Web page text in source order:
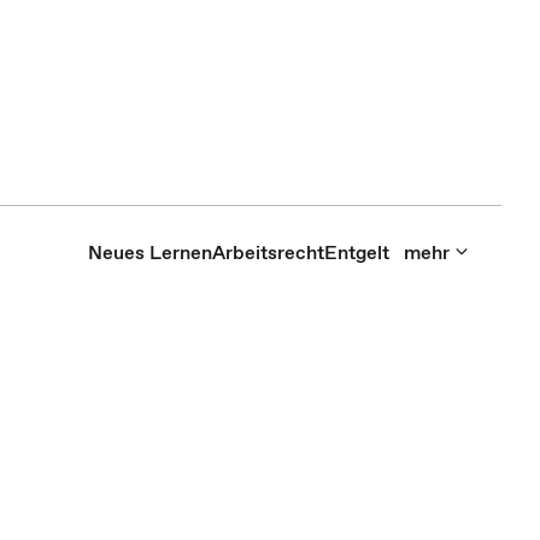
Neues LernenArbeitsrechtEntgelt mehr